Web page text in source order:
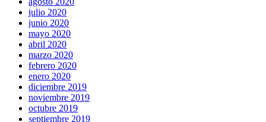
julio 2020
junio 2020
mayo 2020
abril 2020
marzo 2020
febrero 2020
enero 2020
diciembre 2019
noviembre 2019
octubre 2019
septiembre 2019